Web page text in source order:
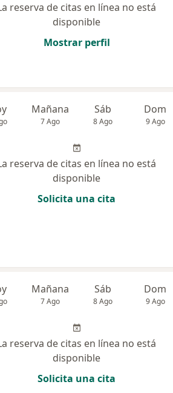
reserva de citas en línea no está
disponible
Mostrar perfil
Mañana
7 Ago
Sáb
8 Ago
Dom
9 Ago
reserva de citas en línea no está
disponible
Solicita una cita
Mañana
7 Ago
Sáb
8 Ago
Dom
9 Ago
reserva de citas en línea no está
disponible
Solicita una cita